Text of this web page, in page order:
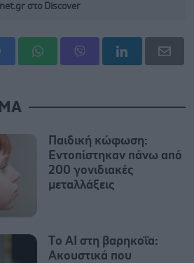
στο Discover
Παιδική κώφωση:
Εντοπίστηκαν πάνω από
200 γονιδιακές
μεταλλάξεις
Tο AI στη βαρηκοΐα:
Ακουστικά που